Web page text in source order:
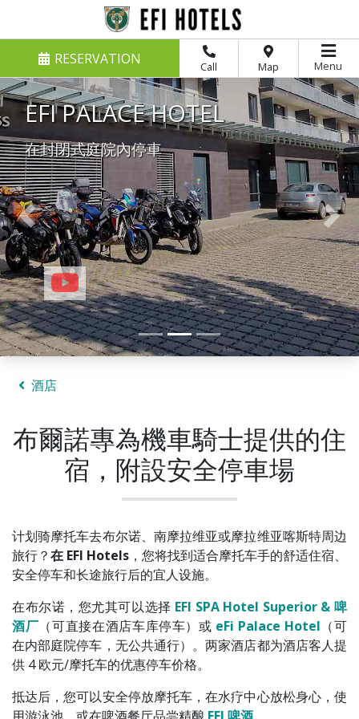
Call Map
RESERVATION Menu
EFI 拉奇采城堡
停放在私人停車場
Previous Next
酒店
布爾諾專為機車騎士提供的住
宿，附設安全停車場
计划骑摩托车去布尔诺、南摩拉维亚或摩拉维亚喀斯特周边
旅行？在 EFI Hotels ，您将找到适合摩托车手的舒适住宿、
安全停车和长途旅行后的宜人设施。
在布尔诺，您尤其可以选择 EFI SPA Hotel Superior & 啤
酒厂 （可直接在酒店车库停车）或 eFi Palace Hotel （可
在内部庭院停车，无公共通行）。两家酒店都为酒店客人提
供 4 欧元/摩托车的优惠停车价格。
抵达后，您可以安全停放摩托车，在水疗中心放松身心，使